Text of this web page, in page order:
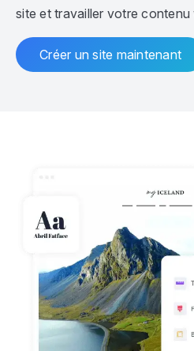
site et travailler votre
Créer un site maintenant